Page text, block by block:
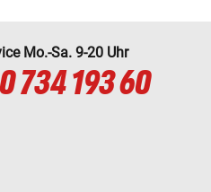
Mo.-Sa. 9-20 Uhr
734 193 60